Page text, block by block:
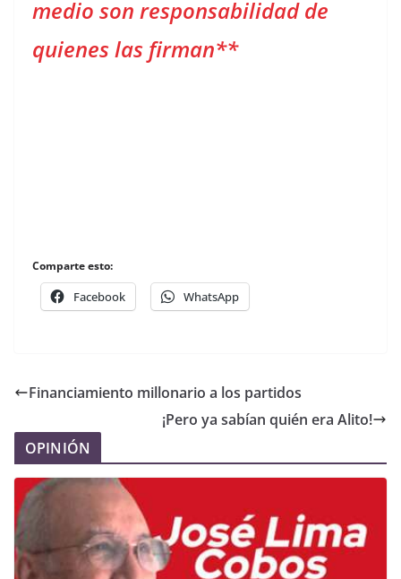
medio son responsabilidad de
quienes las firman**
Comparte esto:
Facebook WhatsApp
Financiamiento millonario a los partidos
¡Pero ya sabían quién era Alito!
OPINIÓN